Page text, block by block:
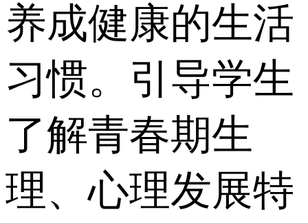
养成健康的生活
习惯。引导学生
了解青春期生
理、心理发展特